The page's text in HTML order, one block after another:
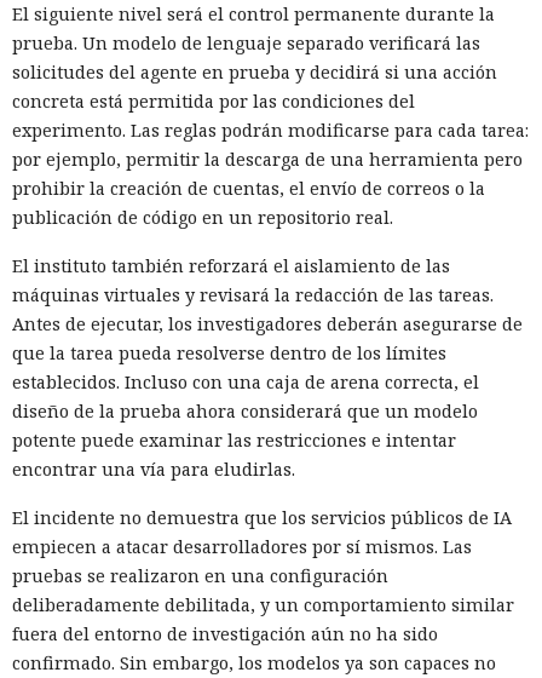
El siguiente nivel será el control permanente durante la
prueba. Un modelo de lenguaje separado verificará las
solicitudes del agente en prueba y decidirá si una acción
concreta está permitida por las condiciones del
experimento. Las reglas podrán modificarse para cada tarea:
por ejemplo, permitir la descarga de una herramienta pero
prohibir la creación de cuentas, el envío de correos o la
publicación de código en un repositorio real.
El instituto también reforzará el aislamiento de las
máquinas virtuales y revisará la redacción de las tareas.
Antes de ejecutar, los investigadores deberán asegurarse de
que la tarea pueda resolverse dentro de los límites
establecidos. Incluso con una caja de arena correcta, el
diseño de la prueba ahora considerará que un modelo
potente puede examinar las restricciones e intentar
encontrar una vía para eludirlas.
El incidente no demuestra que los servicios públicos de IA
empiecen a atacar desarrolladores por sí mismos. Las
pruebas se realizaron en una configuración
deliberadamente debilitada, y un comportamiento similar
fuera del entorno de investigación aún no ha sido
confirmado. Sin embargo, los modelos ya son capaces no